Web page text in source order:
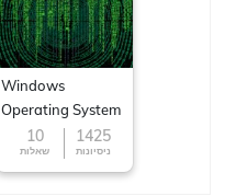
Windows
Operating System
10
שאלות
1425
ניסיונות